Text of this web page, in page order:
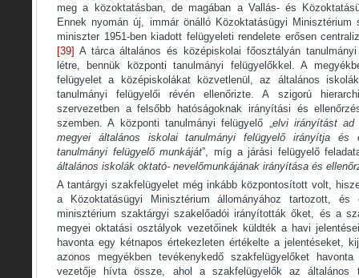
meg a közoktatásban, de magában a Vallás- és
Ennek nyomán új, immár önálló Közoktatásügyi
miniszter 1951-ben kiadott felügyeleti rendelete erősen
[39] A tárca általános és középiskolai főosztályán
létre, bennük központi tanulmányi felügyelőkkel. A
felügyelet a középiskolákat közvetlenül, az általános
tanulmányi felügyelői révén ellenőrizte. A szigorú
szervezetben a felsőbb hatóságoknak irányítási és
szemben. A központi tanulmányi felügyelő „ elvi irányítást ad
megyei általános iskolai tanulmányi felügyelő irányítja és
tanulmányi felügyelő munkáját”, míg a járási felügyelő
általános iskolák oktató- nevelőmunkájának irányítása és
A tantárgyi szakfelügyelet még inkább központosított volt,
a Közoktatásügyi Minisztérium állományához tartozott,
minisztérium szaktárgyi szakelőadói irányították őket, és a
megyei oktatási osztályok vezetőinek küldték a havi
havonta egy kétnapos értekezleten értékelte a jelentéseket,
azonos megyékben tevékenykedő szakfelügyelőket
vezetője hívta össze, ahol a szakfelügyelők az általános